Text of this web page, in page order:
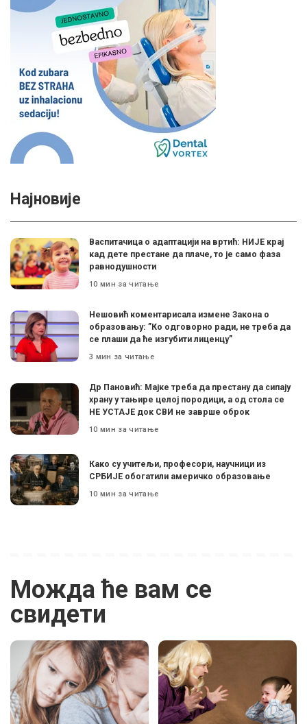
Најновије
Васпитачица о адаптацији на вртић: НИЈЕ крај
кад дете престане да плаче, то је само фаза
равнодушности
10 мин за читање
Нешовић коментарисала измене Закона о
образовању: ”Ко одговорно ради, не треба да
се плаши да ће изгубити лиценцу”
3 мин за читање
Др Пановић: Мајке треба да престану да сипају
храну у тањире целој породици, а од стола се
НЕ УСТАЈЕ док СВИ не заврше оброк
10 мин за читање
Како су учитељи, професори, научници из
СРБИЈЕ обогатили америчко образовање
10 мин за читање
Можда ће вам се
свидети